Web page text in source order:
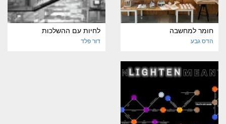
חומר למחשבה
הדס גבע
לחיות עם ההשלכות
דור פלד